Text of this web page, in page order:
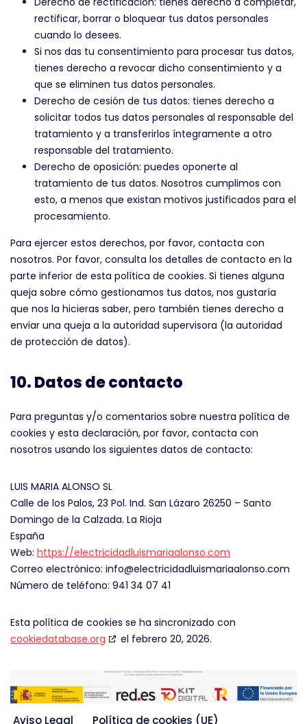
rectificar, borrar o bloquear tus datos personales
cuando lo desees.
Si nos das tu consentimiento para procesar tus datos,
tienes derecho a revocar dicho consentimiento y a
que se eliminen tus datos personales.
Derecho de cesión de tus datos: tienes derecho a
solicitar todos tus datos personales al responsable del
tratamiento y a transferirlos íntegramente a otro
responsable del tratamiento.
Derecho de oposición: puedes oponerte al
tratamiento de tus datos. Nosotros cumplimos con
esto, a menos que existan motivos justificados para el
procesamiento.
Para ejercer estos derechos, por favor, contacta con
nosotros. Por favor, consulta los detalles de contacto en la
parte inferior de esta política de cookies. Si tienes alguna
queja sobre cómo gestionamos tus datos, nos gustaría
que nos la hicieras saber, pero también tienes derecho a
enviar una queja a la autoridad supervisora (la autoridad
de protección de datos).
10. Datos de contacto
Para preguntas y/o comentarios sobre nuestra política de
cookies y esta declaración, por favor, contacta con
nosotros usando los siguientes datos de contacto:
LUIS MARIA ALONSO SL
Calle de los Palos, 23 Pol. Ind. San Lázaro 26250 – Santo
Domingo de la Calzada. La Rioja
España
Web: https://electricidadluismariaalonso.com
Correo electrónico: info@electricidadluismariaalonso.com
Número de teléfono: 941 34 07 41
Esta política de cookies se ha sincronizado con
cookiedatabase.org
el febrero 20, 2026.
Aviso Legal Política de cookies (UE)